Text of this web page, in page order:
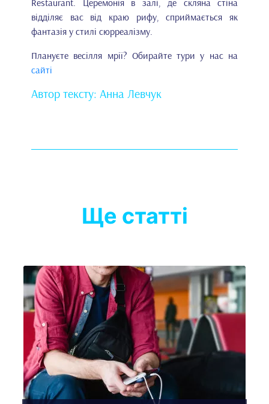
відділяє вас від краю рифу, сприймається як
фантазія у стилі сюрреалізму.
Плануєте весілля мрії? Обирайте тури у нас на
сайті
Автор тексту: Анна Левчук
Ще статті